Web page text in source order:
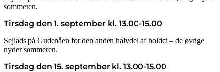
sommeren.
Tirsdag den 1. september kl. 13.00-15.00
Sejlads på Gudenåen for den anden halvdel af holdet – de øvrige
nyder sommeren.
Tirsdag den 15. september kl. 13.00-15.00